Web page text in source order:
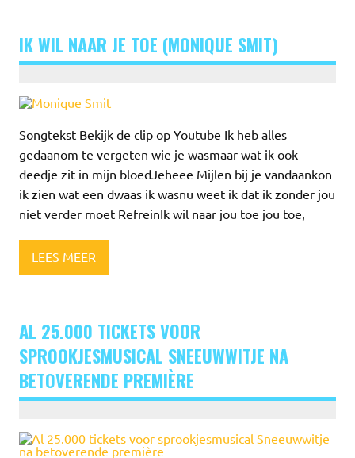
IK WIL NAAR JE TOE (MONIQUE SMIT)
Songtekst Bekijk de clip op Youtube Ik heb alles
gedaanom te vergeten wie je wasmaar wat ik ook
deedje zit in mijn bloedJeheee Mijlen bij je vandaankon
ik zien wat een dwaas ik wasnu weet ik dat ik zonder jou
niet verder moet RefreinIk wil naar jou toe jou toe,
LEES MEER
AL 25.000 TICKETS VOOR
SPROOKJESMUSICAL SNEEUWWITJE NA
BETOVERENDE PREMIÈRE